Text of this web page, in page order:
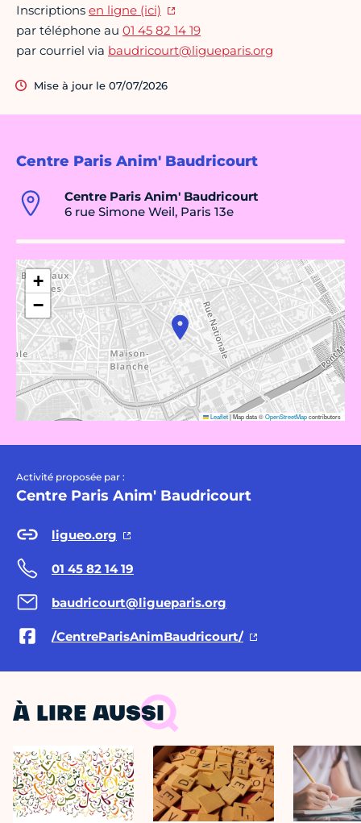
Centre Paris Anim' Baudricourt
Centre Paris Anim' Baudricourt
6 rue Simone Weil, Paris 13e
+
−
Leaflet|Map data ©OpenStreetMapcontributors
Activité proposée par :
Centre Paris Anim' Baudricourt
ligueo.org
01 45 82 14 19
baudricourt@ligueparis.org
/CentreParisAnimBaudricourt/
Inscriptions en ligne (ici)
par téléphone au 01 45 82 14 19
par courriel via baudricourt@ligueparis.org
Mise à jour le 07/07/2026
À LIRE AUSSI